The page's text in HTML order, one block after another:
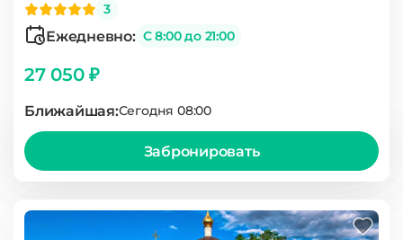
3
Ежедневно: С 8:00 до 21:00
27 050 ₽
Ближайшая:Сегодня 08:00
Забронировать